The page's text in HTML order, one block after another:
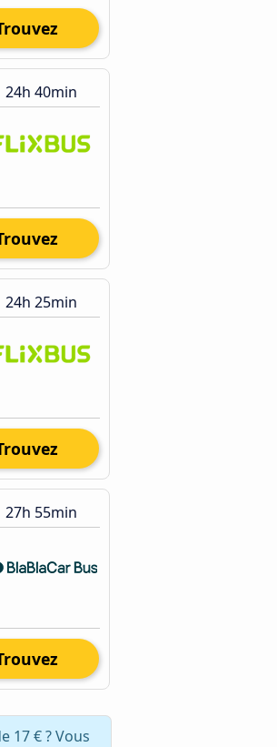
24h 40min
24h 25min
27h 55min
17 € ? Vous